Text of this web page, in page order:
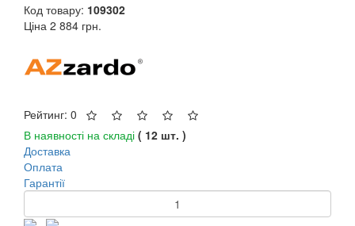
Код товару: 109302
Ціна 2 884 грн.
Рейтинг: 0
В наявності на складі ( 12 шт. )
Доставка
Оплата
Гарантії